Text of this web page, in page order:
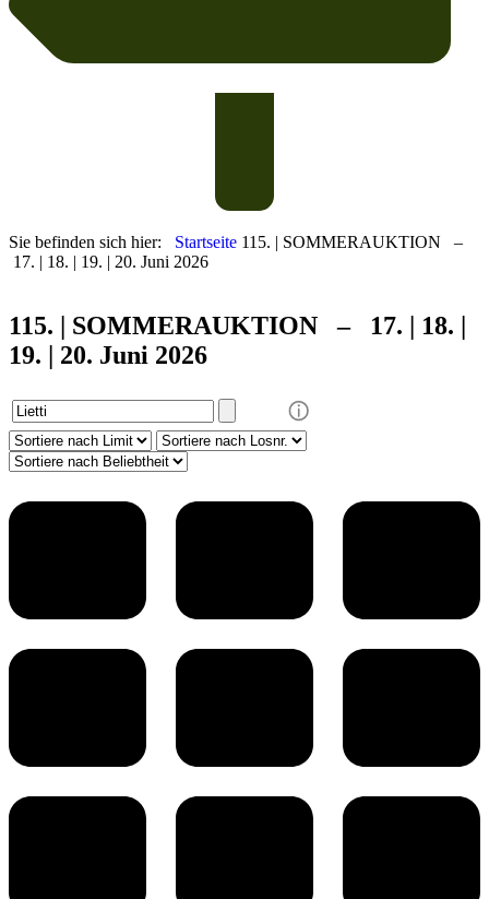
Sie befinden sich hier: Startseite 115. | SOMMERAUKTION –
17. | 18. | 19. | 20. Juni 2026
115. | SOMMERAUKTION – 17. | 18. |
19. | 20. Juni 2026